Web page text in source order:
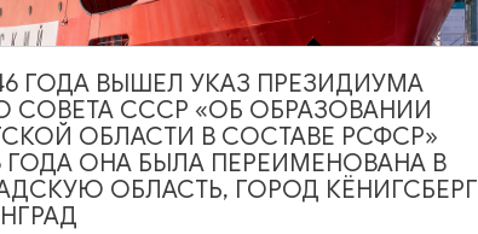
РЕСТОРАНЫ
Ресторан «Кочар»
Ежедневно с 10:00 до 23:00
ГОДА ВЫШЕЛ УКАЗ ПРЕЗИДИУМА
СОВЕТА СССР «ОБ ОБРАЗОВАНИИ
ОБЛАСТИ В СОСТАВЕ РСФСР»
ГОДА ОНА БЫЛА ПЕРЕИМЕНОВАНА В
ОБЛАСТЬ, ГОРОД КЁНИГСБЕРГ